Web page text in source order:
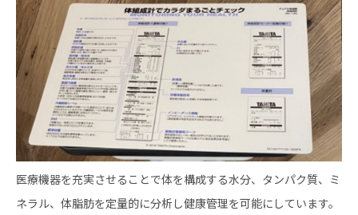
医療機器を充実させることで体を構成する水分、タンパク質、ミ
ネラル、体脂肪を定量的に分析し健康管理を可能にしています。